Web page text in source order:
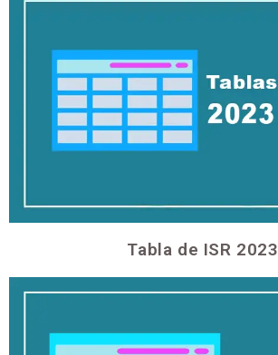
Tabla de ISR 2023